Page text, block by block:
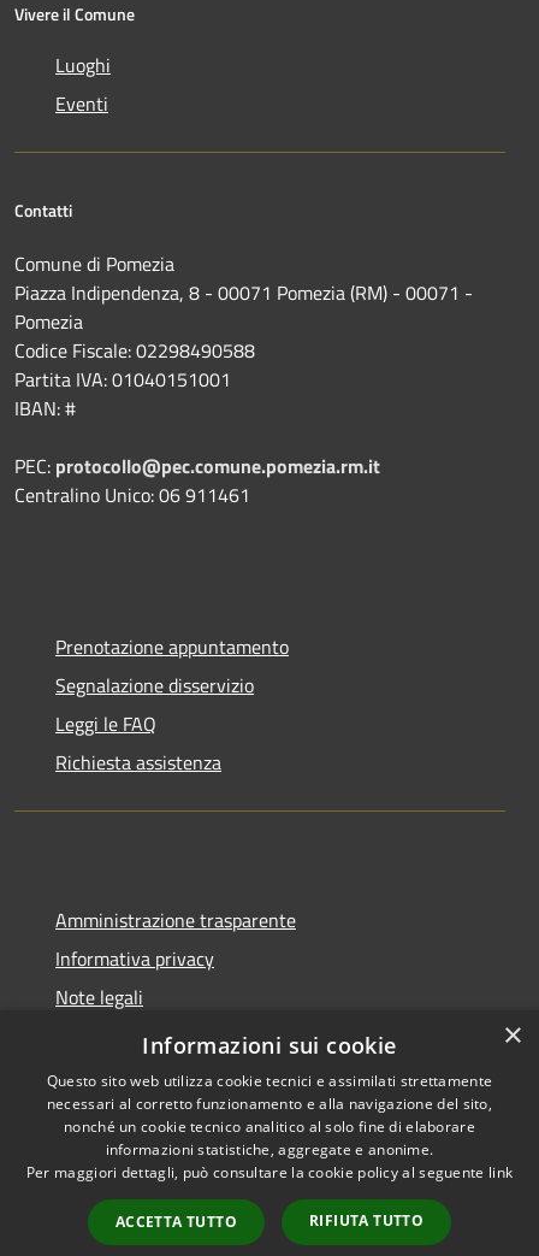
Vivere il Comune
Luoghi
Eventi
Contatti
Comune di Pomezia
Piazza Indipendenza, 8 - 00071 Pomezia (RM) - 00071 -
Pomezia
Codice Fiscale: 02298490588
Partita IVA: 01040151001
IBAN: #
PEC: protocollo@pec.comune.pomezia.rm.it
Centralino Unico: 06 911461
Prenotazione appuntamento
Segnalazione disservizio
Leggi le FAQ
Richiesta assistenza
Amministrazione trasparente
Informativa privacy
Note legali
Dichiarazione di accessibilità
Accessibilità
Copyright © 2026 • Città di
Pomezia • Powered by
Municipium•
Accesso
redazione
×
Informazioni sui cookie
Questo sito web utilizza cookie tecnici e assimilati strettamente
necessari al corretto funzionamento e alla navigazione del sito,
nonché un cookie tecnico analitico al solo fine di elaborare
informazioni statistiche, aggregate e anonime.
Per maggiori dettagli, può consultare la cookie policy al seguente link
ACCETTA TUTTO RIFIUTA TUTTO